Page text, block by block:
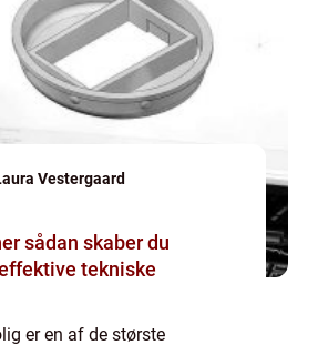
Vestergaard
du
tekniske
er en af de største